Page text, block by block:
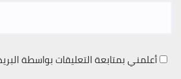
أعلمني بمتابعة التعليقات بواسطة